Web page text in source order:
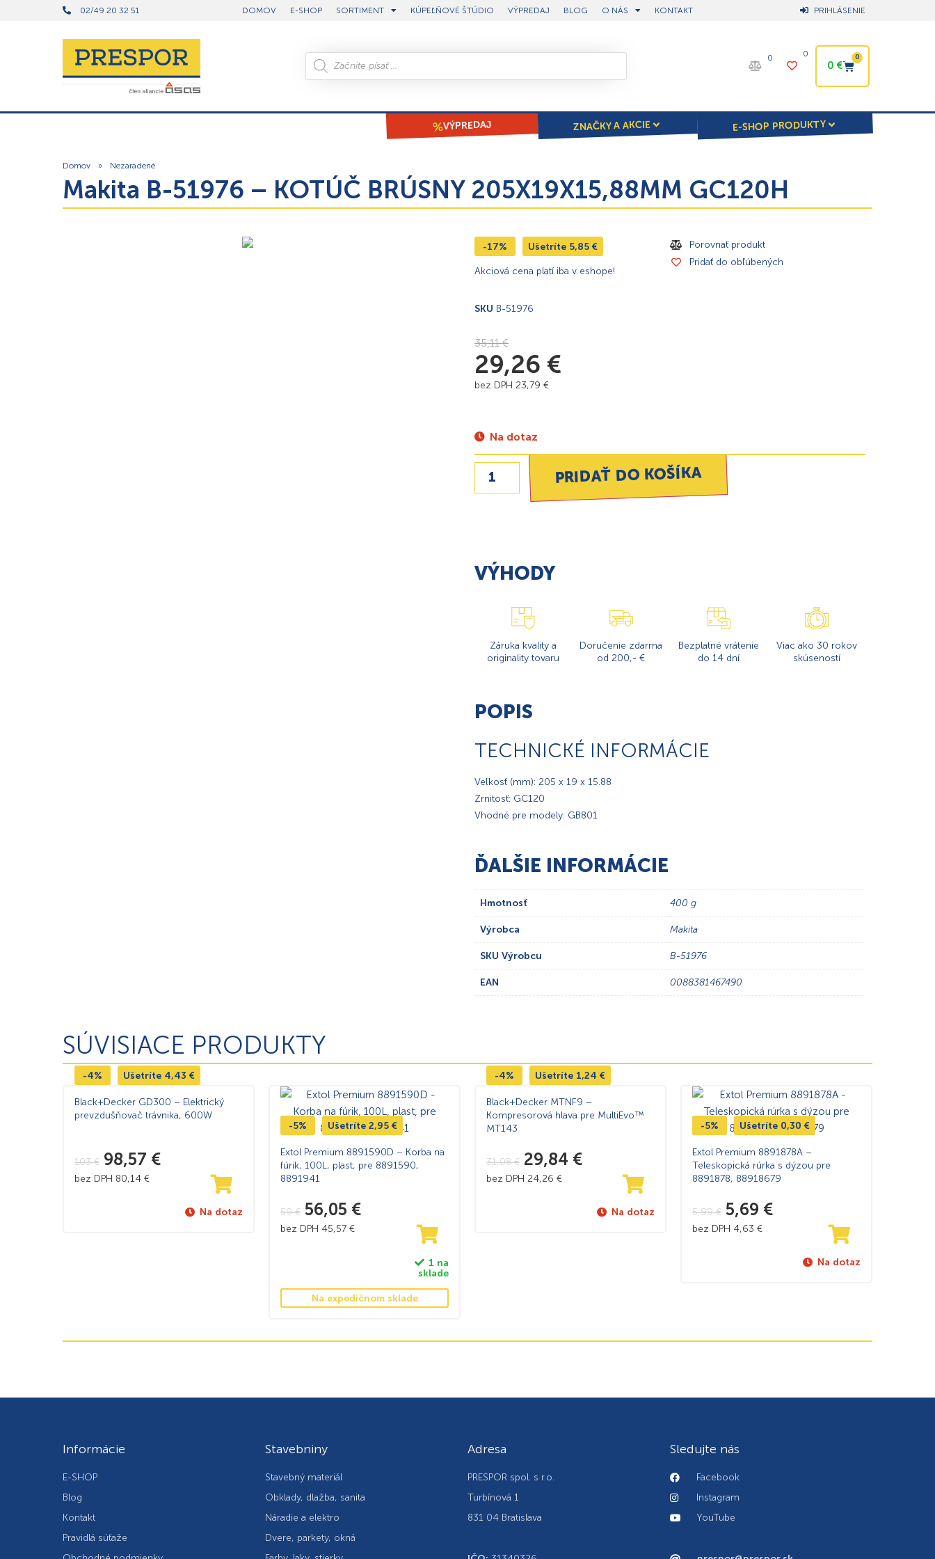
02/49 20 32 51 DOMOV E-SHOP SORTIMENT KÚPEĽŇOVÉ ŠTÚDIO VÝPREDAJ BLOG O NÁS KONTAKT PRIHLÁSENIE
0 0
0€
0
VÝPREDAJ ZNAČKY A AKCIE E-SHOP PRODUKTY
Domov » Nezaradené
Makita B-51976 – KOTÚČ BRÚSNY 205X19X15,88MM GC120H
-17% Ušetríte 5,85 €
Akciová cena platí iba v eshope!
SKU B-51976
Porovnať produkt
Pridať do obľúbených
35,11€
29,26 €
bez DPH 23,79 €
Na dotaz
PRIDAŤ DO KOŠÍKA
VÝHODY
Záruka kvality a
originality tovaru
Doručenie zdarma
od 200,- €
Bezplatné vrátenie
do 14 dní
Viac ako 30 rokov
skúseností
POPIS
TECHNICKÉ INFORMÁCIE
Veľkosť (mm): 205 x 19 x 15.88
Zrnitosť: GC120
Vhodné pre modely: GB801
ĎALŠIE INFORMÁCIE
Hmotnosť 400 g
Výrobca Makita
SKU Výrobcu B-51976
EAN 0088381467490
SÚVISIACE PRODUKTY
-4% Ušetríte 4,43 €
Black+Decker GD300 – Elektrický
prevzdušňovač trávnika, 600W
103€ 98,57 €
bez DPH 80,14 €
Na dotaz
-5% Ušetríte 2,95 €
Extol Premium 8891590D – Korba na
fúrik, 100L, plast, pre 8891590,
8891941
59€ 56,05 €
bez DPH 45,57 €
1 na
sklade
Na expedičnom sklade
-4% Ušetríte 1,24 €
Black+Decker MTNF9 –
Kompresorová hlava pre MultiEvo™
MT143
31,08€ 29,84 €
bez DPH 24,26 €
Na dotaz
-5% Ušetríte 0,30 €
Extol Premium 8891878A –
Teleskopická rúrka s dýzou pre
8891878, 88918679
5,99€ 5,69 €
bez DPH 4,63 €
Na dotaz
Informácie
E-SHOP
Blog
Kontakt
Pravidlá súťaže
Stavebniny
Stavebný materiál
Obklady, dlažba, sanita
Náradie a elektro
Dvere, parkety, okná
Adresa
PRESPOR spol. s r.o.
Turbínová 1
831 04 Bratislava
Sledujte nás
Facebook
Instagram
YouTube